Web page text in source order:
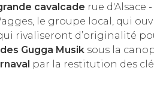
cavalcade rue d'Alsace
le groupe local, qui
rivaliseront d’originalité
Gugga Musik sous la
par la restitution des